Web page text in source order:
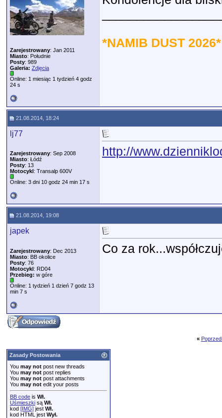
Zarejestrowany: Jan 2011
Miasto: Południe
Posty: 989
Galeria: Zdjęcia
Online: 1 miesiąc 1 tydzień 4 godz
24 s
*NAMIB DUST 2026*
21.08.2014, 18:24
lj77
Zarejestrowany: Sep 2008
Miasto: Łódź
Posty: 13
Motocykl: Transalp 600V
Online: 3 dni 10 godz 24 min 17 s
http://
21.08.2014, 19:08
japek
Zarejestrowany: Dec 2013
Miasto: BB okolice
Posty: 76
Motocykl: RD04
Przebieg: w góre
Online: 1 tydzień 1 dzień 7 godz 13
min 7 s
Co za
«
Zasady Postowania
You may not post new threads
You may not post replies
You may not post attachments
You may not edit your posts
BB code is Wł.
Uśmieszki są Wł.
kod [IMG] jest Wł.
kod HTML jest Wył.